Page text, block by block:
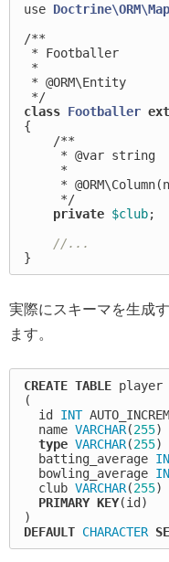
use
/**
* Footballer
*
* @ORM\Entity
*/
class Footballer
{
/**
     * @var string
     *
*
     */
private $club;
//...
}
実際にスキーマを生成
ます。
CREATE TABLE player
(
id INT
name VARCHAR(255)
type VARCHAR(255)
batting_average
bowling_average
club VARCHAR(255)
PRIMARY KEY(id)
)
DEFAULT CHARACTER